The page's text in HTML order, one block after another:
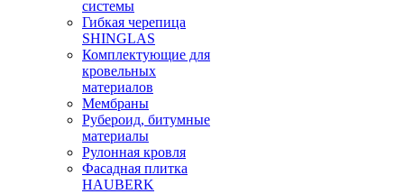
системы
Гибкая черепица
SHINGLAS
Комплектующие для
кровельных
материалов
Мембраны
Рубероид, битумные
материалы
Рулонная кровля
Фасадная плитка
HAUBERK